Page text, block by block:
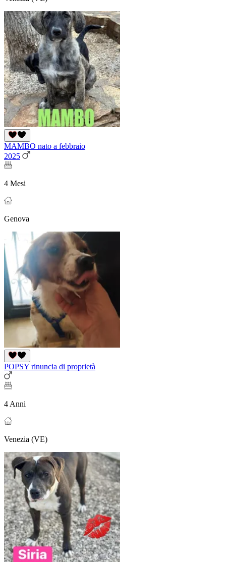
MAMBO nato a febbraio
2025
4 Mesi
Genova
POPSY rinuncia di proprietà
4 Anni
Venezia (VE)